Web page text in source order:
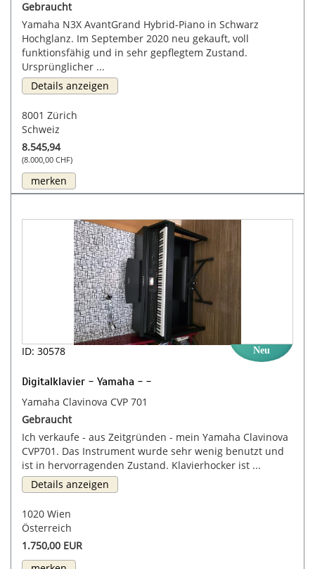
Gebraucht
Yamaha N3X AvantGrand Hybrid-Piano in Schwarz
Hochglanz. Im September 2020 neu gekauft, voll
funktionsfähig und in sehr gepflegtem Zustand.
Ursprünglicher ...
Details anzeigen
8001 Zürich
Schweiz
8.545,94
(8.000,00 CHF)
merken
ID: 30578 Neu
Digitalklavier - Yamaha - -
Yamaha Clavinova CVP 701
Gebraucht
Ich verkaufe - aus Zeitgründen - mein Yamaha Clavinova
CVP701. Das Instrument wurde sehr wenig benutzt und
ist in hervorragenden Zustand. Klavierhocker ist ...
Details anzeigen
1020 Wien
Österreich
1.750,00 EUR